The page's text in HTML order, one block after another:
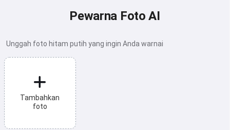
Pewarna Foto AI
Unggah foto hitam putih yang ingin Anda warnai
Tambahkan
foto